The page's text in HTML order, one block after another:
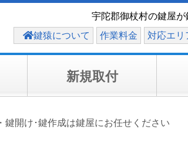
宇陀郡御杖村の鍵屋
鍵猿について
作業料金 対応エリ
新規取付